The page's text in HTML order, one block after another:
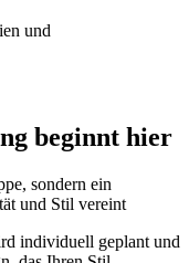
und
beginnt hier
sondern ein
und Stil vereint
individuell geplant und